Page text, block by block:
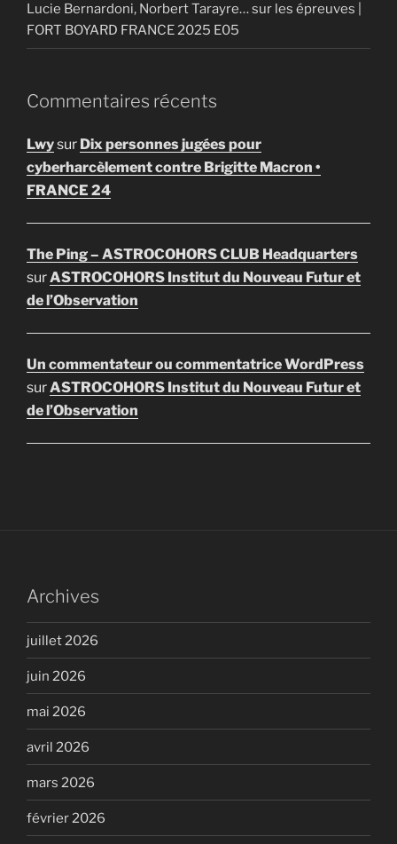
Lucie Bernardoni, Norbert Tarayre… sur les épreuves |
FORT BOYARD FRANCE 2025 E05
Commentaires récents
Lwysur Dix personnes jugées pour
cyberharcèlement contre Brigitte Macron •
FRANCE 24
The Ping – ASTROCOHORS CLUB Headquarters
surASTROCOHORS Institut du Nouveau Futur et
de l’Observation
Un commentateur ou commentatrice WordPress
surASTROCOHORS Institut du Nouveau Futur et
de l’Observation
Archives
juillet 2026
juin 2026
mai 2026
avril 2026
mars 2026
février 2026